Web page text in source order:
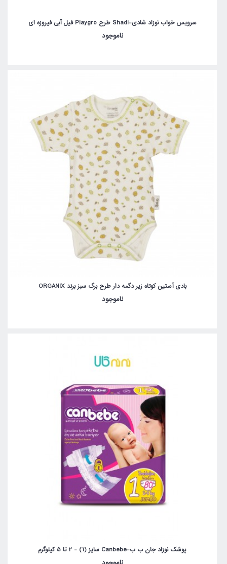
سرویس خواب نوزاد شادی-Shadi طرح Playgro فیل آبی فیروزه ای
ناموجود
بادی آستین کوتاه زیر دگمه دار طرح برگ سبز برند ORGANIX
ناموجود
پوشک نوزاد جان ب ب-Canbebe سایز (1) - 2 تا 5 کیلوگرم